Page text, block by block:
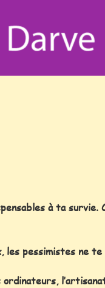
à ta survie.
pessimistes ne te